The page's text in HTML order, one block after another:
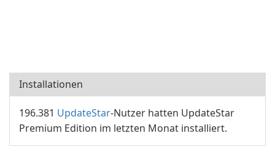
Installationen
196.381 UpdateStar-Nutzer hatten UpdateStar
Premium Edition im letzten Monat installiert.